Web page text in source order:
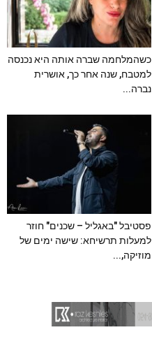
כשהמלחמה שברה אותה היא נכנסה
למטבח, שנה אחר כך, אושרית
נברה...
פסטיבל "באגליל – שכנים" חוזר
למעלות תרשיחא: שישה ימים של
מוזיקה,...